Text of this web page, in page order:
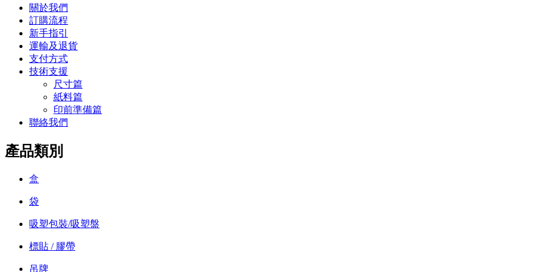
關於我們
訂購流程
新手指引
運輸及退貨
支付方式
技術支援
尺寸篇
紙料篇
印前準備篇
聯絡我們
產品類別
盒
袋
吸塑包裝/吸塑盤
標貼 / 膠帶
吊牌